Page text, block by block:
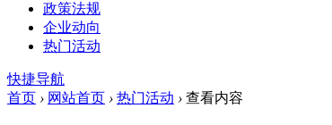
政策法规
企业动向
热门活动
快捷导航
首页 › 网站首页 › 热门活动 › 查看内容